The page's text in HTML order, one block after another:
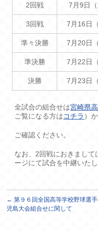
2回戦 7月9日
3回戦 7月16日
準々決勝 7月20日
準決勝 7月22日
決勝 7月23日
全試合の組合せは宮崎県
ご覧になる方はコチラ ）
ご確認ください。
なお、2回戦におきまして
ージにて試合を中継いたし
← 第９６回全国高等学校野球選
児島大会組合せに関して